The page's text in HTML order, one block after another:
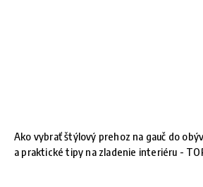
Ako vybrať štýlový prehoz na gauč do
a praktické tipy na zladenie interiéru -